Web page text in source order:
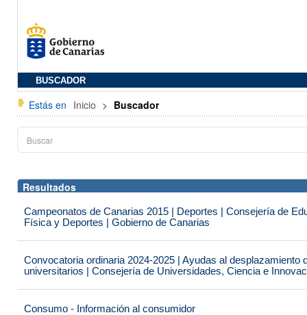
BUSCADOR
Estás en Inicio > Buscador
Resultados
Campeonatos de Canarias 2015 | Deportes | Consejería de
Física y Deportes | Gobierno de Canarias
Convocatoria ordinaria 2024-2025 | Ayudas al desplazamiento
universitarios | Consejería de Universidades, Ciencia e
Consumo - Información al consumidor